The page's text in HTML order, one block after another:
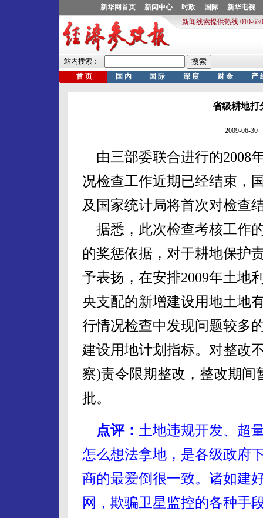
省级耕地打
2009-06-30
由三部委联合进行的2008
况检查工作近期已经结束，
及国家统计局将首次对检查
据悉，此次检查考核工作
的奖惩依据，对于耕地保护
予表扬，在安排2009年土地
央支配的新增建设用地土地
行情况检查中发现问题较多
建设用地计划指标。对整改
察)责令限期整改，整改期间
批。
点评： 土地违规开发、超
怎么想法拿地，是各级政府
商的最爱倒很一致。诸如建
网，欺骗卫星监控的各种手